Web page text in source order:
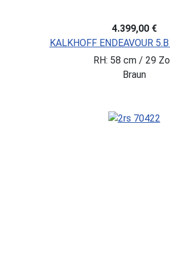
4.399,00 €
KALKHOFF ENDEAVOUR
RH: 58 cm / 29
Braun